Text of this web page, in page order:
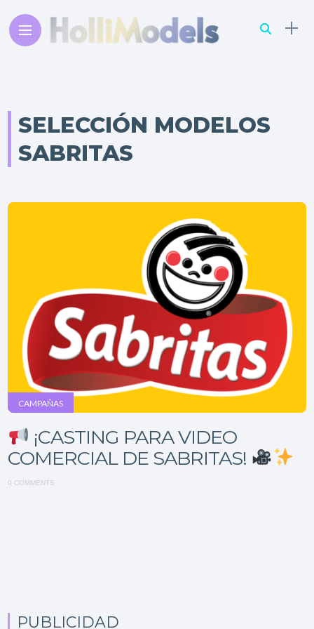
SELECCIÓN MODELOS
SABRITAS
CAMPAÑAS
¡CASTING PARA VIDEO
COMERCIAL DE SABRITAS!
0 COMMENTS
PUBLICIDAD